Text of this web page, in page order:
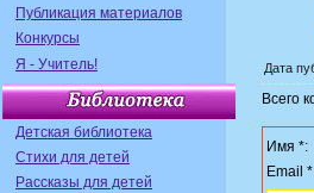
Публикация материалов
Конкурсы
Я - Учитель!
Детская библиотека
Стихи для детей
Рассказы для детей
Дата
Всего
Имя *:
Email